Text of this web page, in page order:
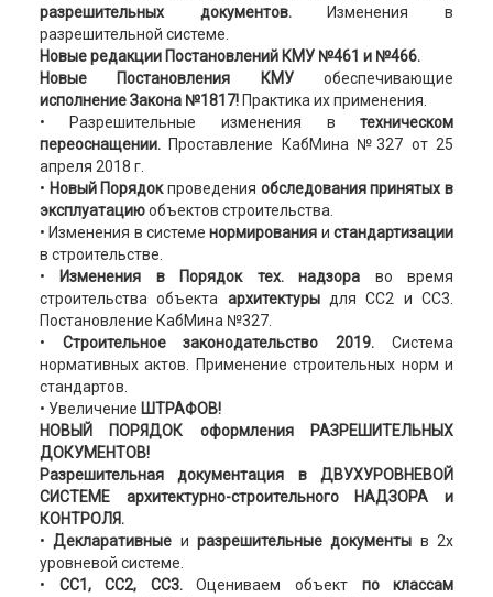
разрешительных документов.Изменения в
разрешительной системе.
Новые редакции Постановлений КМУ №461 и №466.
Новые Постановления КМУобеспечивающие
исполнение Закона №1817! Практика их применения.
• Разрешительные изменения в техническом
переоснащении. Проставление КабМина №327 от 25
апреля 2018 г.
• Новый Порядокпроведения обследования принятых в
эксплуатациюобъектов строительства.
• Изменения в системенормирования истандартизации
в строительстве.
•
Изменения в Порядок тех. надзора во время
строительства объекта архитектуры для CC2 и CC3.
Постановление КабМина №327.
• Строительное законодательство 2019.Система
нормативных актов. Применение строительных норм и
стандартов.
• Увеличение ШТРАФОВ!
НОВЫЙ ПОРЯДОК
оформления РАЗРЕШИТЕЛЬНЫХ
ДОКУМЕНТОВ!
Разрешительная документация в ДВУХУРОВНЕВОЙ
СИСТЕМЕ архитектурно-строительного НАДЗОРА и
КОНТРОЛЯ.
•Декларативные иразрешительные документы в 2х
уровневой системе.
• СС1, СС2, СС3.Оцениваем объект по классам